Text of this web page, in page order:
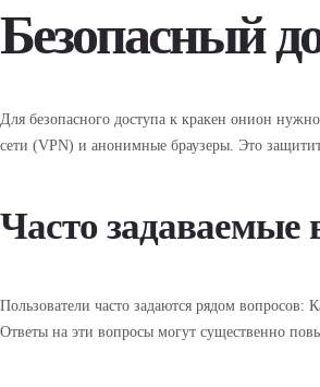
Безопасный
Для безопасного доступа к кракен онион
сети (VPN) и анонимные браузеры. Это
Часто задаваемые
Пользователи часто задаются рядом
Ответы на эти вопросы могут существенно